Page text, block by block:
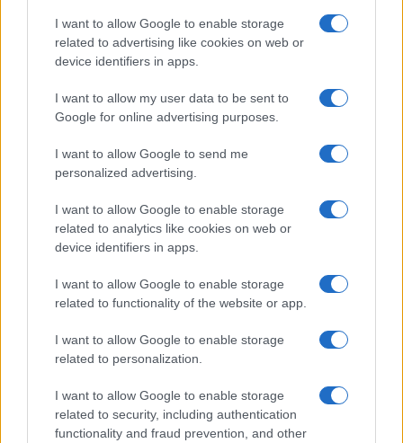
I want to allow Google to enable storage
related to advertising like cookies on web or
device identifiers in apps.
I want to allow my user data to be sent to
Google for online advertising purposes.
I want to allow Google to send me
personalized advertising.
I want to allow Google to enable storage
related to analytics like cookies on web or
device identifiers in apps.
I want to allow Google to enable storage
related to functionality of the website or app.
I want to allow Google to enable storage
related to personalization.
I want to allow Google to enable storage
related to security, including authentication
functionality and fraud prevention, and other
LEGOLVASOTTABBAK
Számos népszerű Samsung Galaxy készülék kimarad a One
UI 9 frissítésből – itt a lista az érintett modellekről
iPhone 18 bemutató dátum - ekkor rántja le a leplet az
Apple az új csúcsmobilokról
észrevétlenül könnyíti meg a mindennapokat
Ez a rejtett Samsung funkció teljesen megváltoztatja a
Nem biztos, hogy érdemes kivárni az iPhone 18 Prot
A Galaxy S25 is megkaphatja a Galaxy S26 egyik legjobb
kamerás funkcióját
Itt a vég a Galaxy S23 széria számára: a One UI 9 lehet az
utolsó nagy frissítés